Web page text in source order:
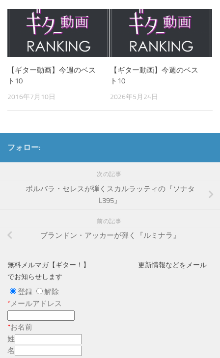
【ギター動画】今週のベス
ト10
2016年7月10日
【ギター動画】今週のベス
ト10
2026年5月24日
フォロー:
次の記事
ボルバラ・セレスが弾くスカルラッティの『ソナタ
L395』
前の記事
ブランドン・アッカーが弾く『ルミナラ』
無料メルマガ【ギター！】 更新情報などをメール
でお知らせします
登録
解除
*メールアドレス
*お名前
姓
名